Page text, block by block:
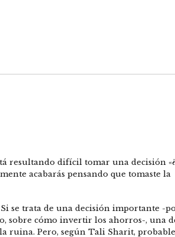
resultando difícil tomar una decisión
acabarás pensando que tomaste la
se trata de una decisión importante -
sobre cómo invertir los ahorros-, una
ruina. Pero, según Tali Sharit,